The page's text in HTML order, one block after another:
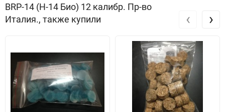
BRP-14 (H-14 Био) 12 калибр. Пр-во
Италия., также купили
‹ ›